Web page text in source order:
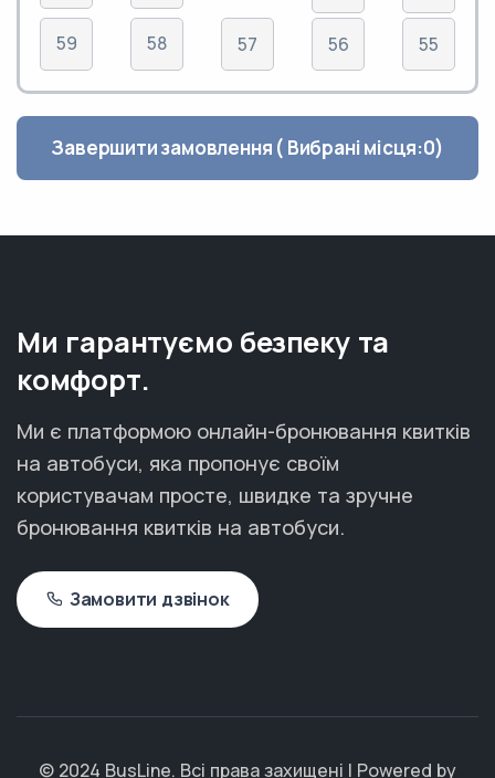
59 58 57 56 55
Завершити замовлення ( Вибрані місця:0)
Ми гарантуємо безпеку та
комфорт.
Ми є платформою онлайн-бронювання квитків
на автобуси, яка пропонує своїм
користувачам просте, швидке та зручне
бронювання квитків на автобуси.
Замовити дзвінок
© 2024 BusLine. Всі права захищені | Powered by